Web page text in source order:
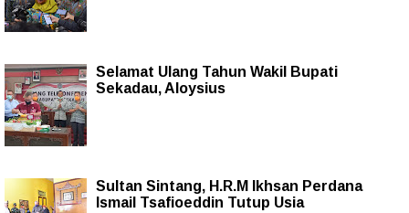
Selamat Ulang Tahun Wakil Bupati
Sekadau, Aloysius
Sultan Sintang, H.R.M Ikhsan Perdana
Ismail Tsafioeddin Tutup Usia